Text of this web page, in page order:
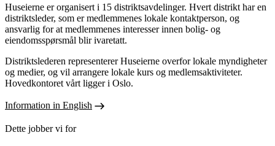
Huseierne er organisert i 15 distriktsavdelinger. Hvert distrikt har en
distriktsleder, som er medlemmenes lokale kontaktperson, og
ansvarlig for at medlemmenes interesser innen bolig- og
eiendomsspørsmål blir ivaretatt.
Distriktslederen representerer Huseierne overfor lokale myndigheter
og medier, og vil arrangere lokale kurs og medlemsaktiviteter.
Hovedkontoret vårt ligger i Oslo.
Information in English
Dette jobber vi for